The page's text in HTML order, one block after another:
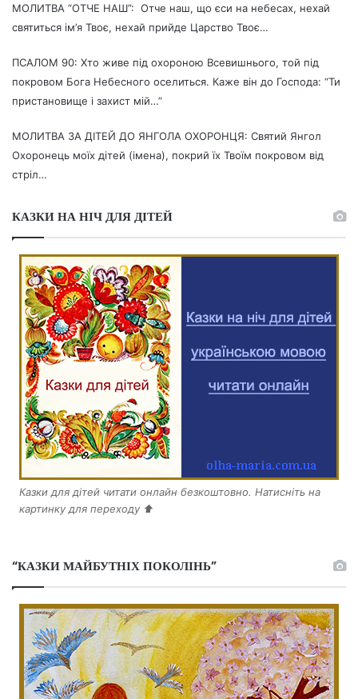
МОЛИТВА “ОТЧЕ НАШ”: Отче наш, що єси на небесах, нехай
святиться ім’я Твоє, нехай прийде Царство Твоє…
ПСАЛОМ 90: Хто живе під охороною Всевишнього, той під
покровом Бога Небесного оселиться. Каже він до Господа: “Ти
пристановище і захист мій…”
МОЛИТВА ЗА ДІТЕЙ ДО ЯНГОЛА ОХОРОНЦЯ: Святий Янгол
Охоронець моїх дітей (імена), покрий їх Твоїм покровом від
стріл…
КАЗКИ НА НІЧ ДЛЯ ДІТЕЙ
Казки для дітей читати онлайн безкоштовно. Натисніть на
картинку для переходу ⬆️
“КАЗКИ МАЙБУТНІХ ПОКОЛІНЬ”